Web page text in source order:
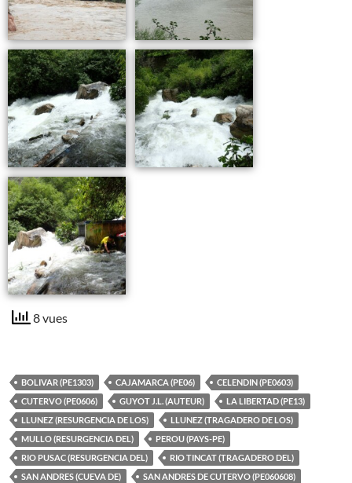
8 vues
BOLIVAR (PE1303) CAJAMARCA (PE06)
CELENDIN (PE0603)
CUTERVO (PE0606)
GUYOT J.L. (AUTEUR)
LA LIBERTAD (PE13)
LLUNEZ (RESURGENCIA DE LOS)
LLUNEZ (TRAGADERO DE LOS)
MULLO (RESURGENCIA DEL)
PEROU (PAYS-PE)
RIO PUSAC (RESURGENCIA DEL)
RIO TINCAT (TRAGADERO DEL)
SAN ANDRES (CUEVA DE)
SAN ANDRES DE CUTERVO (PE060608)